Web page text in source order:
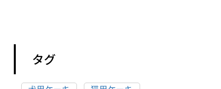
タグ